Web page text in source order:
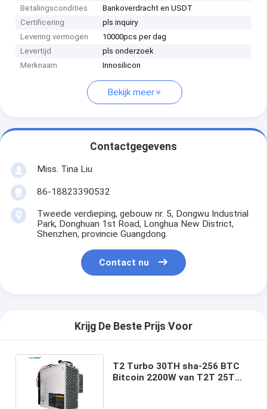
Betalingscondities
Bankoverdracht en USDT
Certificering
pls inquiry
Levering vermogen
10000pcs per dag
Levertijd
pls onderzoek
Merknaam
Innosilicon
Bekijk meer
Contactgegevens
Miss. Tina Liu
86-18823390532
Tweede verdieping, gebouw nr. 5, Dongwu Industrial
Park, Donghuan 1st Road, Longhua New District,
Shenzhen, provincie Guangdong.
Contact nu
Krijg De Beste Prijs Voor
T2 Turbo 30TH sha-256 BTC
Bitcoin 2200W van T2T 25T